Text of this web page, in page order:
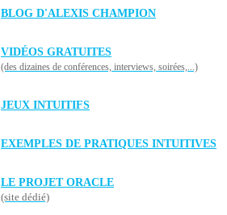
BLOG D'ALEXIS CHAMPION
VIDÉOS GRATUITES
(des dizaines de conférences, interviews, soirées,...)
JEUX INTUITIFS
EXEMPLES DE PRATIQUES INTUITIVES
LE PROJET ORACLE
(site dédié)